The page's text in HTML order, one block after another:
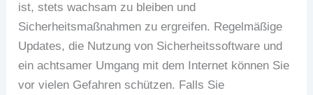
ist, stets wachsam zu bleiben und
Sicherheitsmaßnahmen zu ergreifen. Regelmäßige
Updates, die Nutzung von Sicherheitssoftware und
ein achtsamer Umgang mit dem Internet können Sie
vor vielen Gefahren schützen. Falls Sie